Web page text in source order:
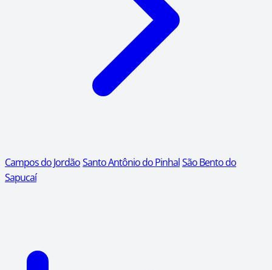
Campos do JordãoSanto Antônio do PinhalSão Bento do
Sapucaí